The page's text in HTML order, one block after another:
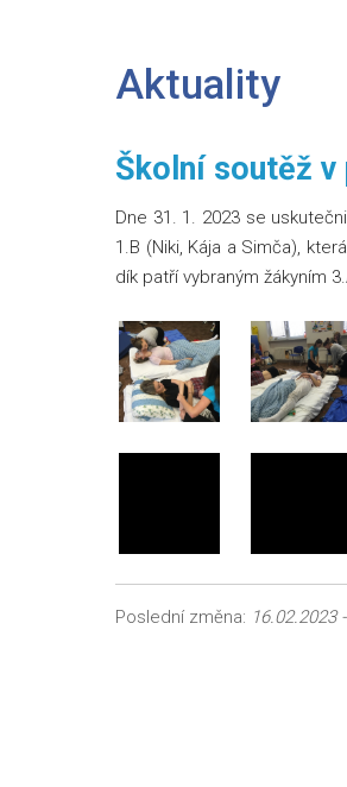
Aktuality
Školní soutěž
Dne 31. 1. 2023 se
1.B (Niki, Kája a Simča),
dík patří vybraným žákyním
Poslední změna: 16.02.2023